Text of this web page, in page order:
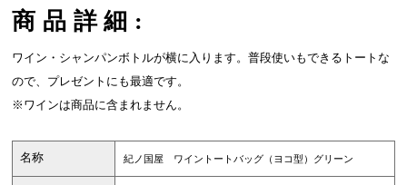
商品詳細:
ワイン・シャンパンボトルが横に入ります。普段使いもできるトートな
ので、プレゼントにも最適です。
※ワインは商品に含まれません。
名称 紀ノ国屋 ワイントートバッグ（ヨコ型）グリーン